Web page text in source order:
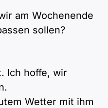
am Wochenende
sollen?
Ich hoffe, wir
Wetter mit ihm